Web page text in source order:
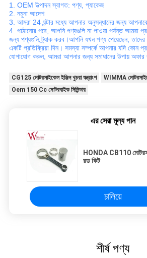
1. OEM উত্পাদন স্বাগত: পণ্য, প্যাকেজ
2. নমুনা আদেশ
3. আমরা 24 ঘন্টার মধ্যে আপনার অনুসন্ধানের জন্য
4. পাঠানোর পরে, আপনি পণ্যগুলি না পাওয়া পর্যন্ত আমরা
জন্য পণ্যগুলি ট্র্যাক করব।আপনি যখন পণ্য পেয়েছেন,
একটি প্রতিক্রিয়া দিন। সমস্যা সম্পর্কে আপনার যদি কোন
যোগাযোগ করুন, আমরা আপনার জন্য সমাধানের উপায় অফার
CG125 মোটরসাইকেল ইঞ্জিন খুচরা যন্ত্রাংশ
WIMMA
Oem 150 Cc মোটরবাইক সিলিন্ডার
এর সেরা মূল্য পান
HONDA CB110
রড কিট
চালিয়ে
শীর্ষ পণ্য